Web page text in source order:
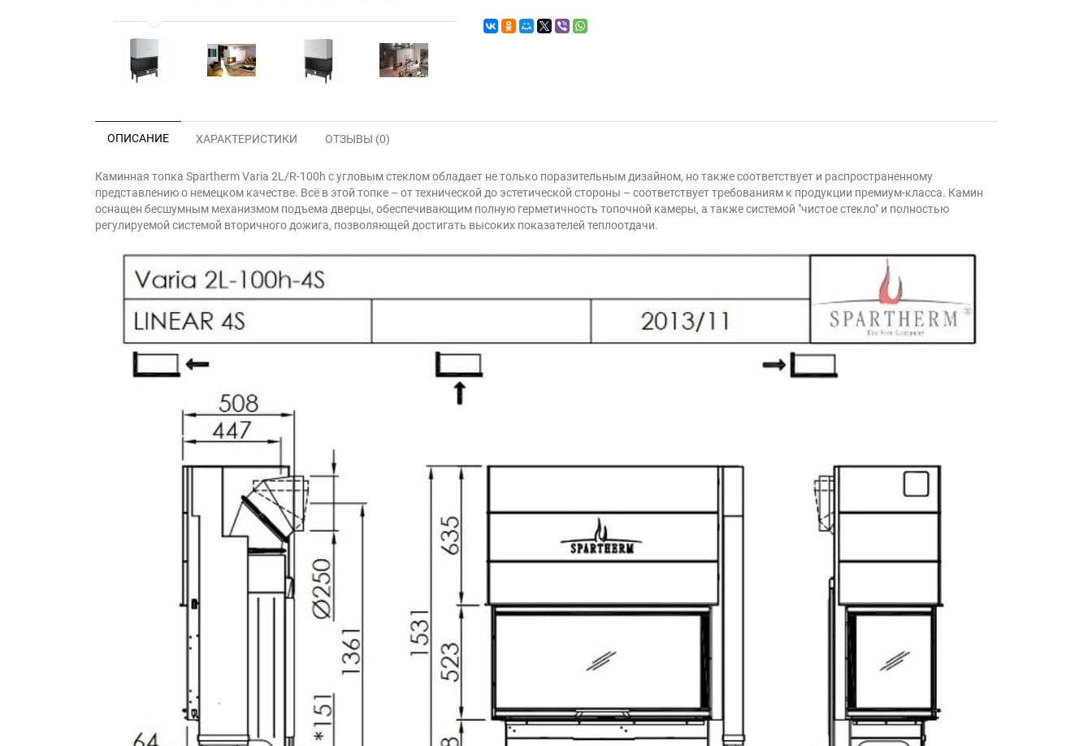
ОПИСАНИЕ ХАРАКТЕРИСТИКИ ОТЗЫВЫ (0)
Каминная топка Spartherm Varia 2L/R-100h с угловым стеклом обладает не только поразительным дизайном, но также соответствует и распространенному
представлению о немецком качестве. Всё в этой топке – от технической до эстетической стороны – соответствует требованиям к продукции премиум-класса. Камин
оснащен бесшумным механизмом подъема дверцы, обеспечивающим полную герметичность топочной камеры, а также системой "чистое стекло" и полностью
регулируемой системой вторичного дожига, позволяющей достигать высоких показателей теплоотдачи.